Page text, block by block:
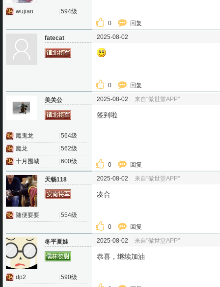
wujian 594级
0 回复
fatecat 2025-08-02
0 回复
美关公
魔鬼龙
564级
魔龙
562级
十月围城
600级
2025-08-02 来自"傲世堂APP"
签到啦
0 回复
天畅118
随便耍耍 554级
2025-08-02 来自"傲世堂APP"
凑合
0 回复
冬平夏娃
dp2 590级
2025-08-02 来自"傲世堂APP"
恭喜，继续加油